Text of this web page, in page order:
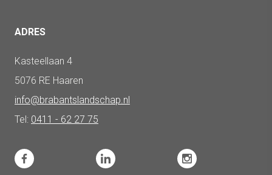
ADRES
Kasteellaan 4
5076 RE Haaren
info@brabantslandschap.nl
Tel: 0411 - 62 27 75